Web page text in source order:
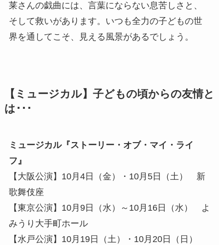
莱さんの戯曲には、言葉にならない息苦しさと、
そして救いがあります。いつも全力の子どもの世
界を通してこそ、見える風景があるでしょう。
【ミュージカル】子どもの頃からの友情と
は･･･
ミュージカル『ストーリー・オブ・マイ・ライ
フ』
【大阪公演】10月4日（金）・10月5日（土） 新
歌舞伎座
【東京公演】10月9日（水）～10月16日（水） よ
みうり大手町ホール
【水戸公演】10月19日（土）・10月20日（日）